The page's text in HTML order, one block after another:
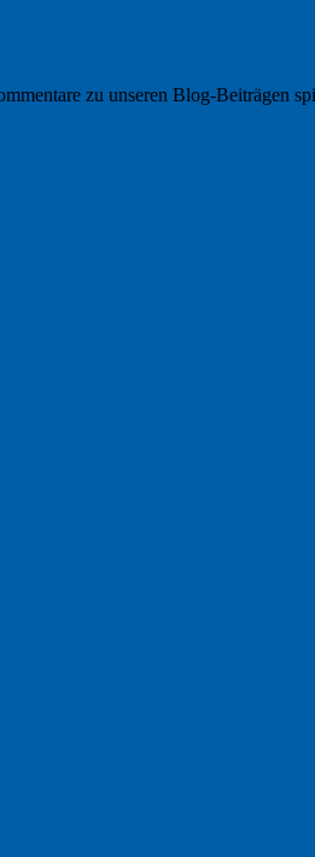
zu unseren Blog-Beiträgen